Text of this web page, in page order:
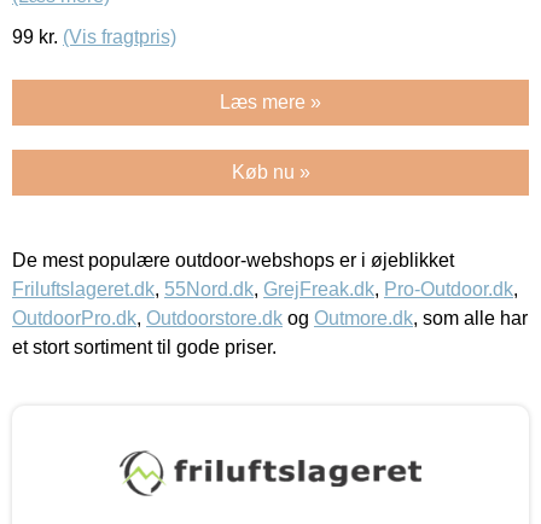
99 kr. (Vis fragtpris)
Læs mere »
Køb nu »
De mest populære outdoor-webshops er i øjeblikket
Friluftslageret.dk, 55Nord.dk, GrejFreak.dk, Pro-Outdoor.dk,
OutdoorPro.dk, Outdoorstore.dk og Outmore.dk, som alle har
et stort sortiment til gode priser.